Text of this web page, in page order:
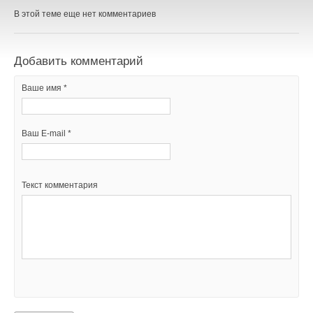
В этой теме еще нет комментариев
Добавить комментарий
Ваше имя *
Ваш E-mail *
Текст комментария
Добавить комментарий
Ваш E-mail *
Текст комментария